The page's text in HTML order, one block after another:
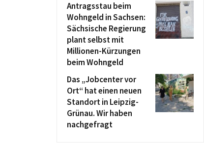
Antragsstau beim
Wohngeld in Sachsen:
Sächsische Regierung
plant selbst mit
Millionen-Kürzungen
beim Wohngeld
Das „Jobcenter vor
Ort“ hat einen neuen
Standort in Leipzig-
Grünau. Wir haben
nachgefragt